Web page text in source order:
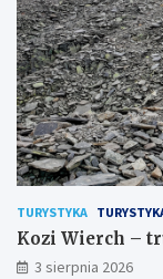
TURYSTYKA
Kozi Wierch –
3 sierpnia 2026